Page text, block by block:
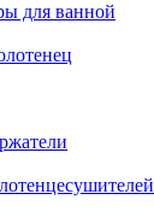
для ванной